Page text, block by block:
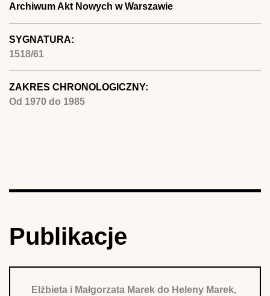
Archiwum Akt Nowych w Warszawie
SYGNATURA:
1518/61
ZAKRES CHRONOLOGICZNY:
Od 1970 do 1985
Publikacje
Elżbieta i Małgorzata Marek do Heleny Marek,